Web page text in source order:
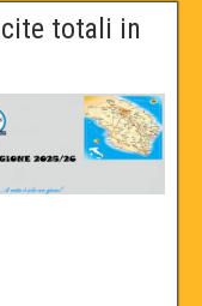
totali in